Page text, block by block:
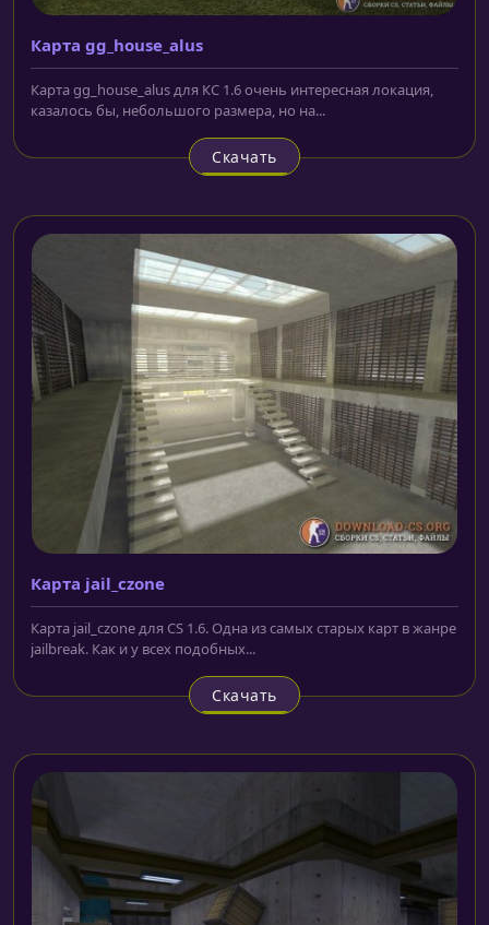
Карта gg_house_alus
Карта gg_house_alus для КС 1.6 очень интересная локация,
казалось бы, небольшого размера, но на...
Скачать
Карта jail_czone
Карта jail_czone для CS 1.6. Одна из самых старых карт в жанре
jailbreak. Как и у всех подобных...
Скачать